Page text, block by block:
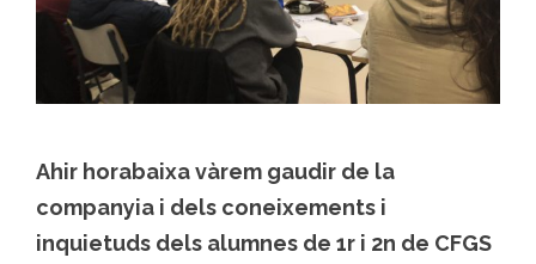
Ahir horabaixa vàrem gaudir de la
companyia i dels coneixements i
inquietuds dels alumnes de 1r i 2n de CFGS